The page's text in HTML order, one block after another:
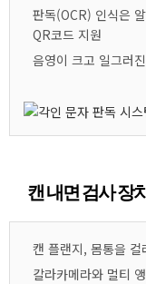
판독(OCR) 인식은
QR코드 지원
음영이 크고 일그러
캔 내면 검사 장
캔 플랜지, 몸통을
칼라카메라와 멀티